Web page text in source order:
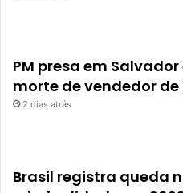
PM presa em
morte de vendedor
2 dias atrás
Brasil registra queda